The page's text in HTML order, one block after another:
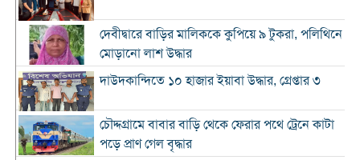
দেবীদ্বারে বাড়ির মালিককে কুপিয়ে ৯ টুকরা, পলিথিনে
মোড়ানো লাশ উদ্ধার
দাউদকান্দিতে ১০ হাজার ইয়াবা উদ্ধার, গ্রেপ্তার ৩
চৌদ্দগ্রামে বাবার বাড়ি থেকে ফেরার পথে ট্রেনে কাটা
পড়ে প্রাণ গেল বৃদ্ধার